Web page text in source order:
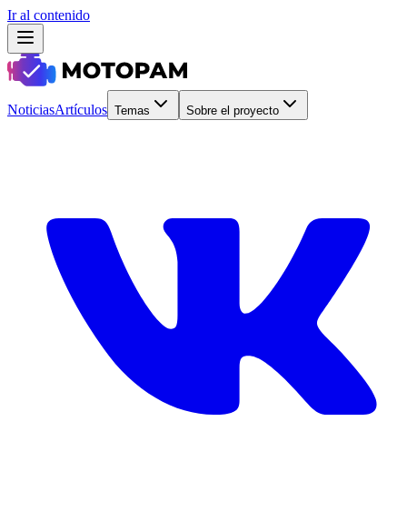
Ir al contenido
NoticiasArtículos Temas Sobre el proyecto